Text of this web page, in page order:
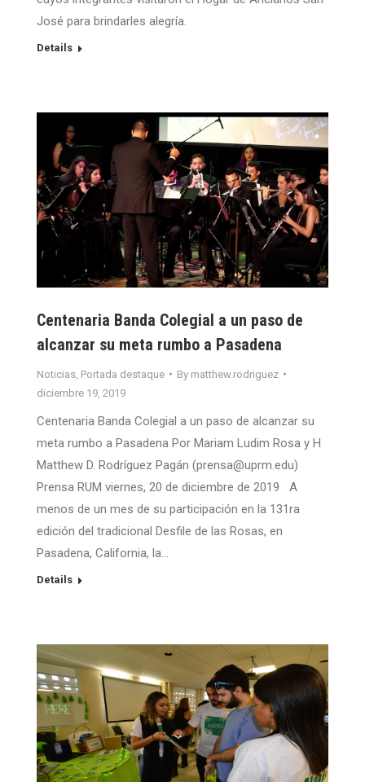
José para brindarles alegría.
Details
Centenaria Banda Colegial a un paso de
alcanzar su meta rumbo a Pasadena
Noticias Portada destaque By matthew.rodriguez
diciembre 19, 2019
Centenaria Banda Colegial a un paso de alcanzar su
meta rumbo a Pasadena Por Mariam Ludim Rosa y H
Matthew D. Rodríguez Pagán (prensa@uprm.edu)
Prensa RUM viernes, 20 de diciembre de 2019 A
menos de un mes de su participación en la 131ra
edición del tradicional Desfile de las Rosas, en
Pasadena, California, la…
Details